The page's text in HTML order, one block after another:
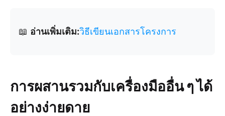
📖 อ่านเพิ่มเติม:วิธีเขียนเอกสารโครงการ
การผสานรวมกับเครื่องมืออื่น ๆ ได้
อย่างง่ายดาย